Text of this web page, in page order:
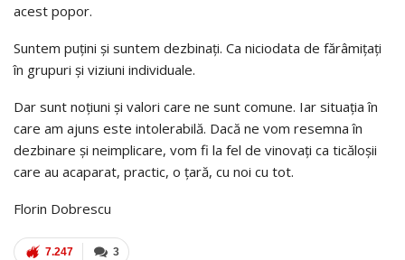
acest popor.
Suntem puțini și suntem dezbinați. Ca niciodata de fărâmițați
în grupuri și viziuni individuale.
Dar sunt noțiuni și valori care ne sunt comune. Iar situația în
care am ajuns este intolerabilă. Dacă ne vom resemna în
dezbinare și neimplicare, vom fi la fel de vinovați ca ticăloșii
care au acaparat, practic, o țară, cu noi cu tot.
Florin Dobrescu
3
7.247